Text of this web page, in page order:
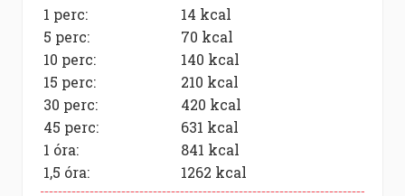
1 perc: 14 kcal
5 perc:
70 kcal
10 perc:
140 kcal
15 perc:
210 kcal
30 perc:
420 kcal
45 perc:
631 kcal
1 óra:
841 kcal
1,5 óra:
1262 kcal